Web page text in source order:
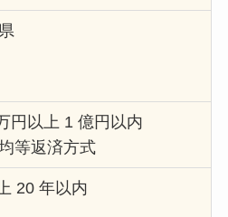
円以上 1 億円以内
等返済方式
20 年以内